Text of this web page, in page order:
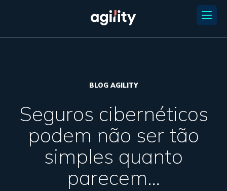
BLOG AGILITY
Seguros cibernéticos
podem não ser tão
simples quanto
parecem…